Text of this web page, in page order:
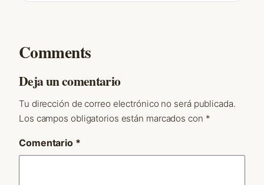
Comments
Deja un comentario
Tu dirección de correo electrónico no será publicada.
Los campos obligatorios están marcados con *
Comentario *